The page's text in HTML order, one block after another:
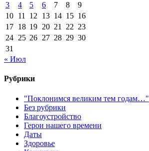
3
4 5 6 7 8
9
10 11 12 13 14 15 16
17 18 19 20 21 22 23
24 25 26 27 28 29 30
31
« Июл
Рубрики
"Поклонимся великим тем годам…"
Без рубрики
Благоустройство
Герои нашего времени
Даты
Здоровье